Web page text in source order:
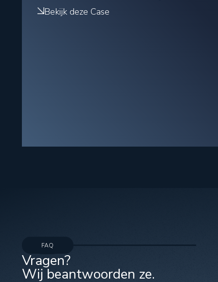
Bekijk deze Case
FAQ
Vragen?
Wij beantwoorden ze.